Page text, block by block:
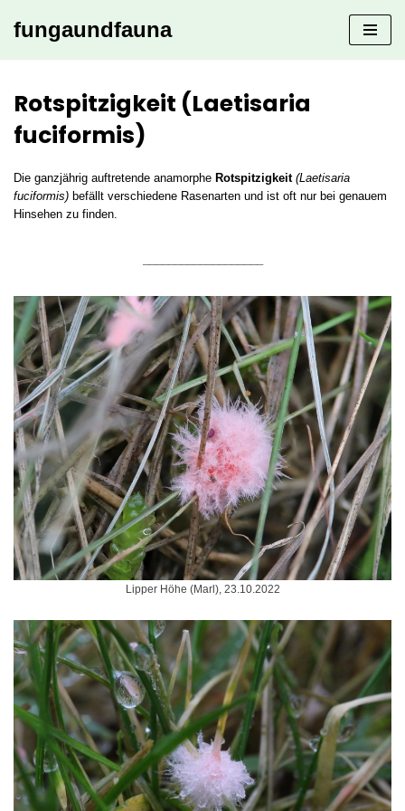
fungaundfauna
Rotspitzigkeit (Laetisaria
fuciformis)
Die ganzjährig auftretende anamorphe Rotspitzigkeit(Laetisaria
fuciformis) befällt verschiedene Rasenarten und ist oft nur bei genauem
Hinsehen zu finden.
Lipper Höhe (Marl), 23.10.2022